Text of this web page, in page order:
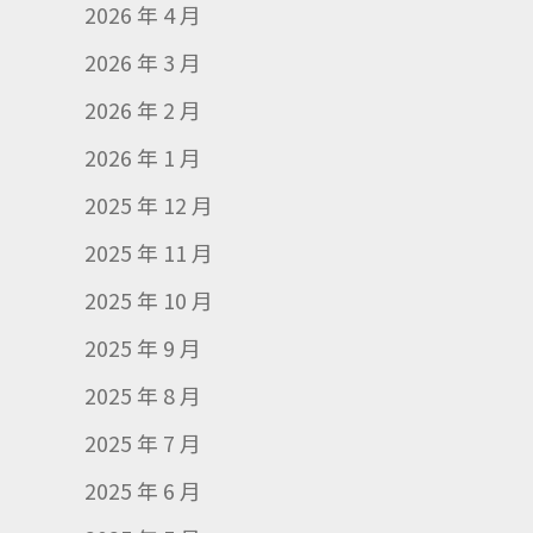
2026 年 4 月
2026 年 3 月
2026 年 2 月
2026 年 1 月
2025 年 12 月
2025 年 11 月
2025 年 10 月
2025 年 9 月
2025 年 8 月
2025 年 7 月
2025 年 6 月